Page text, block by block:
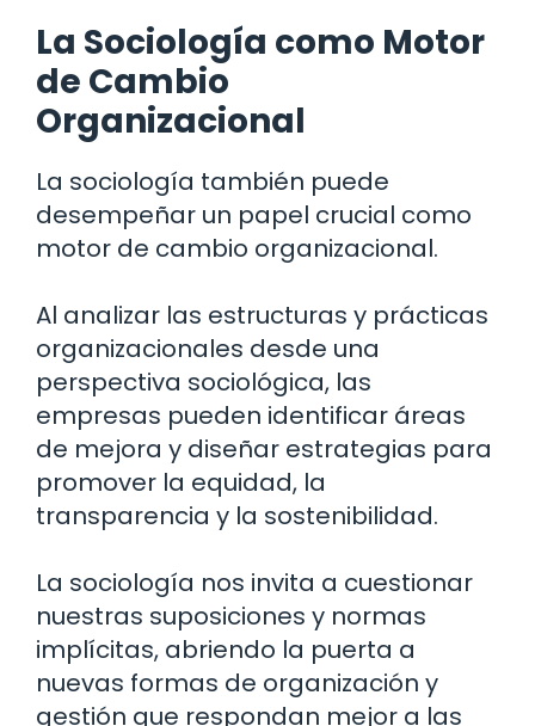
La Sociología como Motor
de Cambio
Organizacional
La sociología también puede
desempeñar un papel crucial como
motor de cambio organizacional.
Al analizar las estructuras y prácticas
organizacionales desde una
perspectiva sociológica, las
empresas pueden identificar áreas
de mejora y diseñar estrategias para
promover la equidad, la
transparencia y la sostenibilidad.
La sociología nos invita a cuestionar
nuestras suposiciones y normas
implícitas, abriendo la puerta a
nuevas formas de organización y
gestión que respondan mejor a las